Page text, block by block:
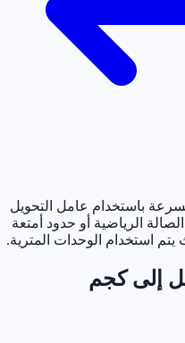
باستخدام عامل التحويل
أوزان الصالة الرياضية أو حدود أمتعة
يتم استخدام الوحدات المترية.
إلى كجم